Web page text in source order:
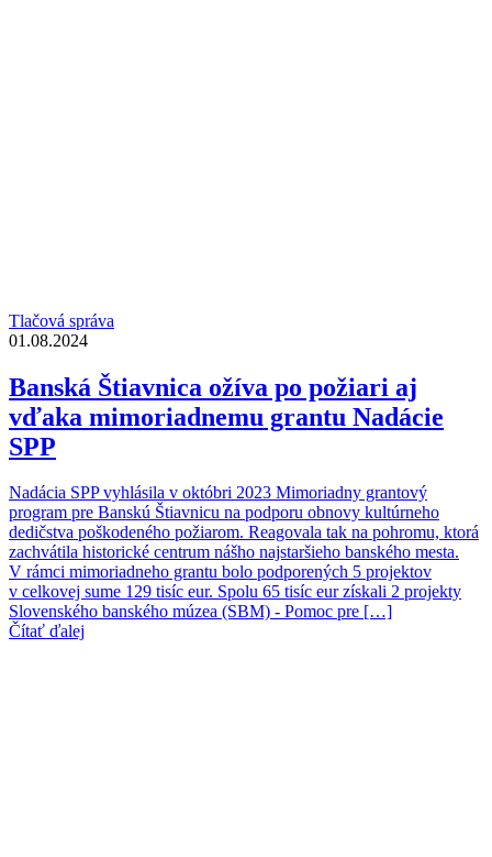
Tlačová správa
01.08.2024
Banská Štiavnica ožíva po požiari aj
vďaka mimoriadnemu grantu Nadácie
SPP
Nadácia SPP vyhlásila v októbri 2023 Mimoriadny grantový
program pre Banskú Štiavnicu na podporu obnovy kultúrneho
dedičstva poškodeného požiarom. Reagovala tak na pohromu, ktorá
zachvátila historické centrum nášho najstaršieho banského mesta.
V rámci mimoriadneho grantu bolo podporených 5 projektov
v celkovej sume 129 tisíc eur. Spolu 65 tisíc eur získali 2 projekty
Slovenského banského múzea (SBM) - Pomoc pre […]
Čítať ďalej